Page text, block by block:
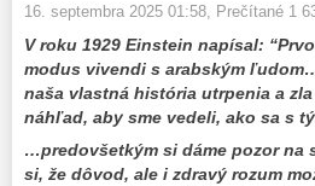
16. septembra 2025 01:58 , Prečítané 1
V roku 1929 Einstein napísal:
modus vivendi s arabským
naša vlastná história utrpenia a
náhľad, aby sme vedeli, ako sa s
…predovšetkým si dáme pozor na
si, že dôvod, ale i zdravý rozum